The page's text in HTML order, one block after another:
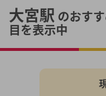
大宮駅 のおす
目を表示中